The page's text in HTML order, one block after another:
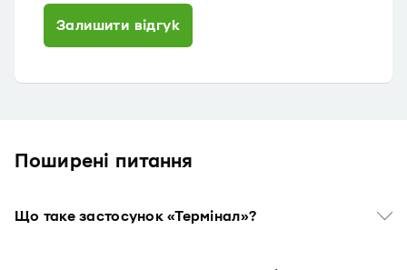
Залишити відгук
Поширенi питання
Що таке застосунок «Термінал»?